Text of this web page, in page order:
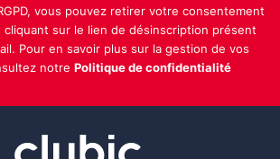
vous pouvez retirer votre consentement
cliquant sur le lien de désinscription présent
Pour en savoir plus sur la gestion de vos
notre Politique de confidentialité